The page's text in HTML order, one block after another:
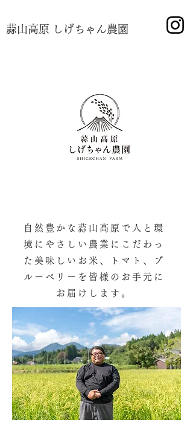
蒜山高原 しげちゃん農園
自然豊かな蒜山高原で人と環
境にやさしい農業にこだわっ
た美味しいお米、トマト、ブ
ルーベリーを皆様のお手元に
お届けします。